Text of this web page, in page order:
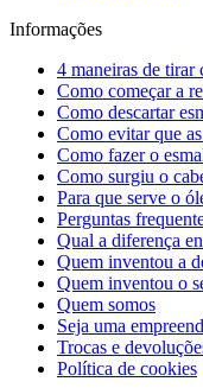
Informações
4 maneiras de tirar
Como começar a
Como descartar
Como evitar que
Como fazer o
Como surgiu o
Para que serve o
Perguntas
Qual a diferença
Quem inventou a
Quem inventou o
Quem somos
Seja uma
Trocas e
Política de cookies